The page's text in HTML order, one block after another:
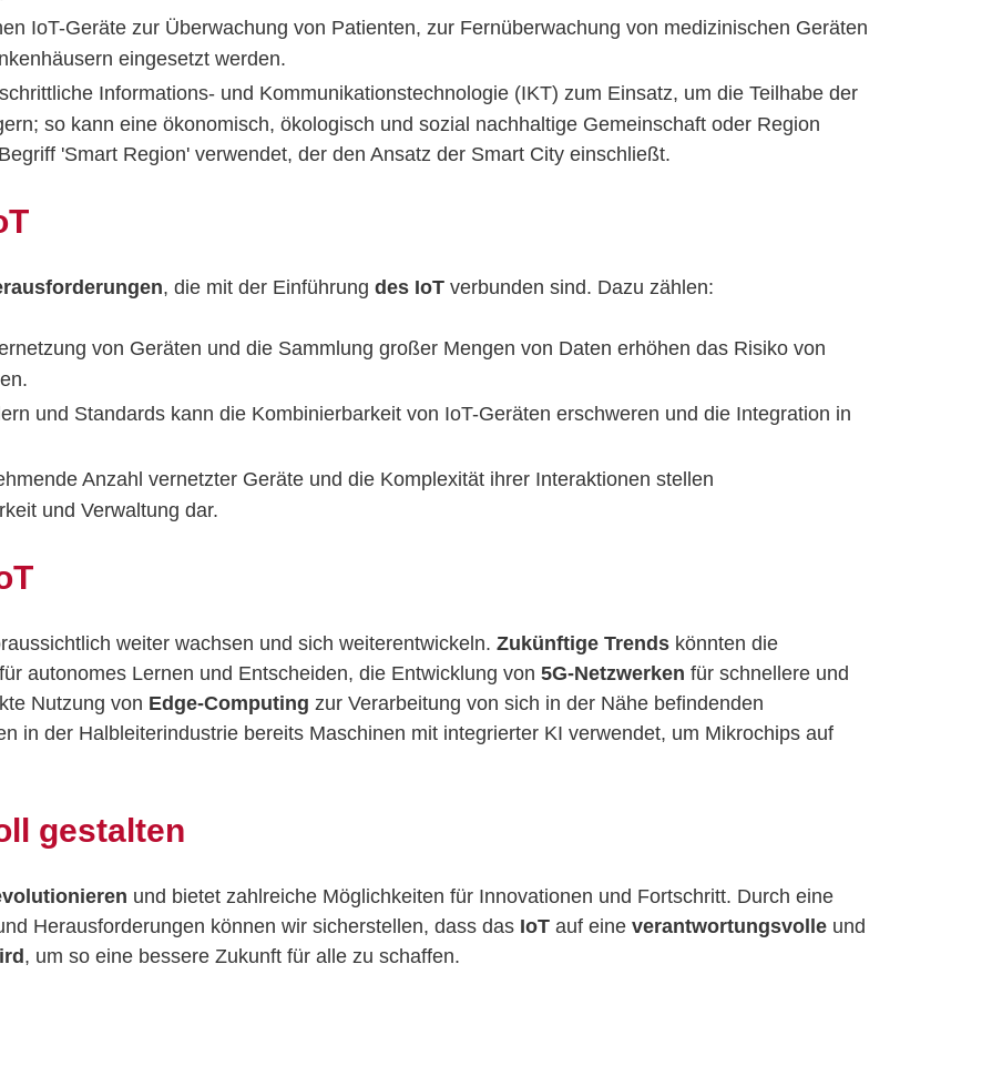
IoT-Geräte zur Überwachung von Patienten, zur Fernüberwachung von medizinischen Geräten
eingesetzt werden.
Informations- und Kommunikationstechnologie (IKT) zum Einsatz, um die Teilhabe der
so kann eine ökonomisch, ökologisch und sozial nachhaltige Gemeinschaft oder Region
'Smart Region' verwendet, der den Ansatz der Smart City einschließt.
, die mit der Einführung des IoT verbunden sind. Dazu zählen:
von Geräten und die Sammlung großer Mengen von Daten erhöhen das Risiko von
und Standards kann die Kombinierbarkeit von IoT-Geräten erschweren und die Integration in
Anzahl vernetzter Geräte und die Komplexität ihrer Interaktionen stellen
und Verwaltung dar.
weiter wachsen und sich weiterentwickeln. Zukünftige Trends könnten die
autonomes Lernen und Entscheiden, die Entwicklung von 5G-Netzwerken für schnellere und
Nutzung von Edge-Computing zur Verarbeitung von sich in der Nähe befindenden
in der Halbleiterindustrie bereits Maschinen mit integrierter KI verwendet, um Mikrochips auf
gestalten
und bietet zahlreiche Möglichkeiten für Innovationen und Fortschritt. Durch eine
Herausforderungen können wir sicherstellen, dass das IoT auf eine verantwortungsvolle und
, um so eine bessere Zukunft für alle zu schaffen.